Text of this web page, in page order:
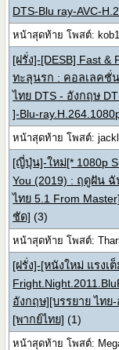
DTS-Blu ray-AVC-
หน้าสุดท้าย โพสต์:
[ฝรั่ง]-[DESB] Fast &
ทะลุนรก : คอลเลคชั่น
ไทย DTS - อังกฤษ
]-Blu-
หน้าสุดท้าย โพสต์:
[ญี่ปุ่น]-ใหม่[* 1080p
You (2019) : ฤดูฝัน ฉั
ไทย 5.1 From
ชัด] (3)
หน้าสุดท้าย โพสต์:
[ฝรั่ง]-[หนังใหม่ แรงเ
อังกฤษ][บรรยาย ไทย
[พากย์ไทย] (1)
หน้าสุดท้าย โพสต์: